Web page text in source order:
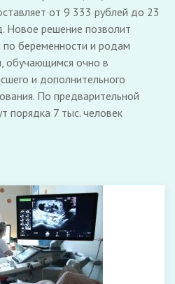
от 9 333 рублей до 23
Новое решение позволит
по беременности и родам
обучающимся очно в
и дополнительного
По предварительной
порядка 7 тыс. человек